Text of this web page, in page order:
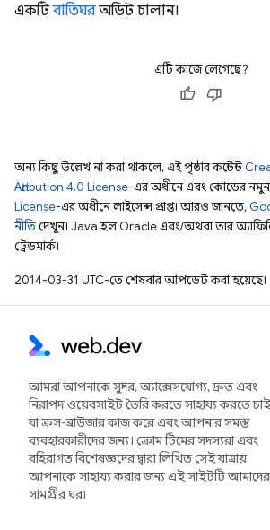
একটিবাতিঘরঅডিট চালান।
এটি কাজে লেগেছে?
অন্য কিছু উল্লেখ না করা থাকলে, এই পৃষ্ঠার কন্টেন্ট
Attribution 4.0 License-এর অধীনে এবং কোডের
License-এর অধীনে লাইসেন্স প্রাপ্ত। আরও জানতে,
নীতিদেখুন। Java হল Oracle এবং/অথবা তার
ট্রেডমার্ক।
2014-03-31 UTC-তে শেষবার আপডেট করা হয়েছে।
আমরা আপনাকে সুন্দর, অ্যাক্সেসযোগ্য, দ্রুত এবং
নিরাপদ ওয়েবসাইট তৈরি করতে সাহায্য করতে চাই
যা ক্রস-ব্রাউজার কাজ করে এবং আপনার সমস্ত
ব্যবহারকারীদের জন্য। ক্রোম টিমের সদস্যরা এবং
বহিরাগত বিশেষজ্ঞদের দ্বারা লিখিত সেই যাত্রায়
আপনাকে সাহায্য করার জন্য এই সাইটটি আমাদের
সামগ্রীর ঘর৷